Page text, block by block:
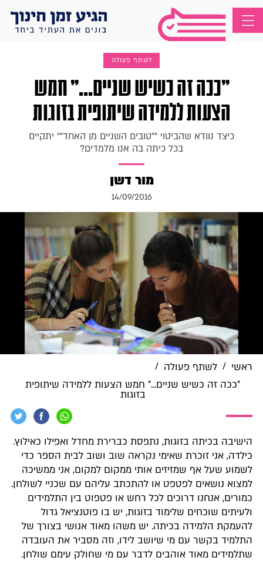
לשתף פעולה
"ככה זה כשיש שניים..." חמש
הצעות ללמידה שיתופית בזוגות
כיצד נוודא שהביטוי ""טובים השניים מן האחד"" יתקיים
בכל כיתה בה אנו מלמדים?
מור דשן
14/09/2016
ראשי / לשתף פעולה /
"ככה זה כשיש שניים..." חמש הצעות ללמידה שיתופית
בזוגות
הישיבה בכיתה בזוגות, נתפסת כברירת מחדל ואפילו כאילוץ.
כילדה, אני זוכרת שאימי נקראה שוב ושוב לבית הספר כדי
לשמוע שעל אף שמזיזים אותי ממקום למקום, אני ממשיכה
למצוא נושאים לפטפט או להתכתב עליהם עם שכניי לשולחן.
כמורים, אנחנו דרוכים לכל רחש או פטפוט בין התלמידים
ולעיתים שוכחים שלימוד בזוגות, יש בו פוטנציאל גדול
להעמקת הלמידה בכיתה. יש משהו מאוד אנושי בצורך של
התלמיד בקשר עם מי שיושב לידו, וזה מסביר את העובדה
שתלמידים מאוד אוהבים לדבר עם מי שחולק עימם שולחן.